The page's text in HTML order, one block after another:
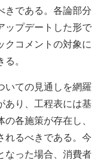
きである。各論部分
ップデートした形で
クコメントの対象に
。
いての見通しを網羅
あり、工程表には基
各施策が存在し、
れるべきである。今
なった場合、消費者